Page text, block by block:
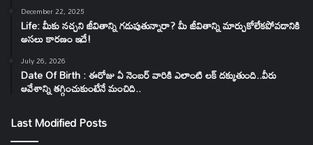
December 22, 2025
Life: మీకు నచ్చని జీవితాన్ని గడుపుతున్నారా? మీ జీవితాన్ని మార్చుకోలేకపోవడానికి
అసలు కారణం ఇదే!
July 26, 2026
Date Of Birth : ఈరోజు ఏ నెంబర్ వారికి ఎలాంటి లక్ దక్కుతుంది..వీరు
ఆవేశాన్ని తగ్గించుకుంటేనే మంచిది..
Last Modified Posts